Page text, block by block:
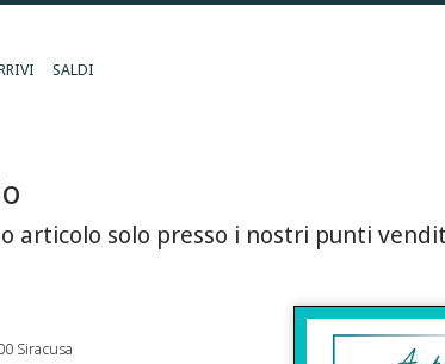
SALDI
articolo solo presso i nostri punti
Siracusa